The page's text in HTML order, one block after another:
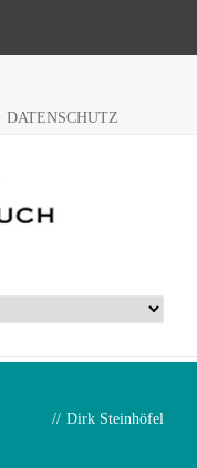
DATENSCHUTZ
// Dirk Steinhöfel